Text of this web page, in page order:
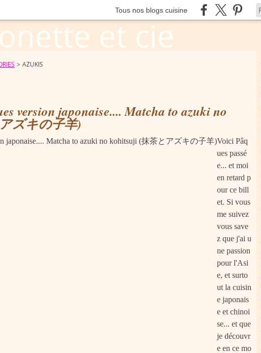
Tous nos blogs cuisine
> AZUKIS
version japonaise.... Matcha to azuki no
ズキの子羊)
Voici Pâq
ues passé
e... et moi
en retard p
our ce bill
et. Si vous
me suivez
vous save
z que j'ai u
ne passion
pour l'Asi
e, et surto
ut la cuisin
e japonais
e et chinoi
se... et que
je découvr
e en ce mo